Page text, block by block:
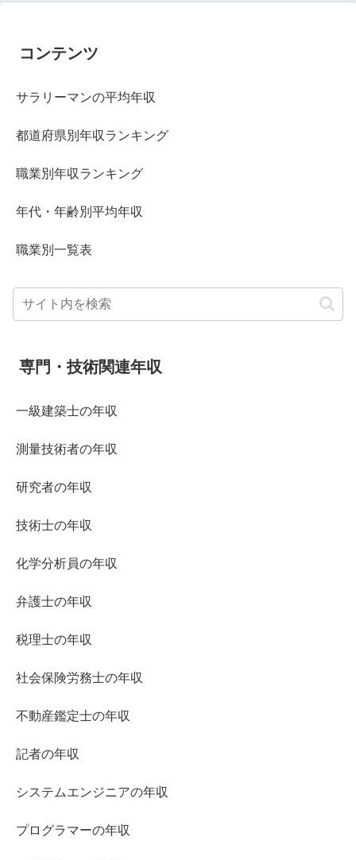
コンテンツ
サラリーマンの平均年収
都道府県別年収ランキング
職業別年収ランキング
年代・年齢別平均年収
職業別一覧表
専門・技術関連年収
一級建築士の年収
測量技術者の年収
研究者の年収
技術士の年収
化学分析員の年収
弁護士の年収
税理士の年収
社会保険労務士の年収
不動産鑑定士の年収
記者の年収
システムエンジニアの年収
プログラマーの年収